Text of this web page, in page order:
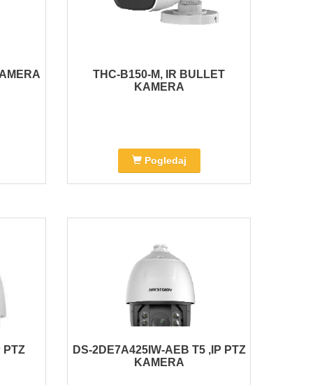
THC-B150-M, IR BULLET
KAMERA
Pogledaj
PTZ
DS-2DE7A425IW-AEB T5 ,IP PTZ
KAMERA